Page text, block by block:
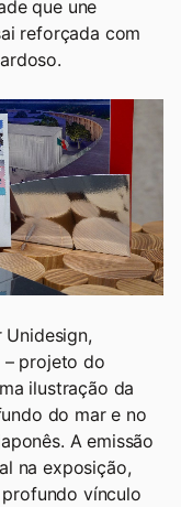
que une
reforçada com
– projeto do
ilustração da
do mar e no
A emissão
na exposição,
profundo vínculo